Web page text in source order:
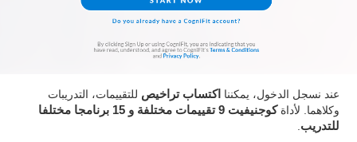
عند نسجل الدخول، يمكننا اكتساب تراخيص للتقييمات، التدريبات
وكلاهما. لأداة
كوجنيفيت 9 تقييمات مختلفة و 15 برنامجا مختلفا
للتدريب